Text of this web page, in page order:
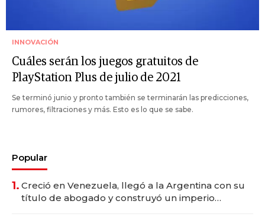
INNOVACIÓN
Cuáles serán los juegos gratuitos de
PlayStation Plus de julio de 2021
Se terminó junio y pronto también se terminarán las predicciones,
rumores, filtraciones y más. Esto es lo que se sabe.
Popular
1. Creció en Venezuela, llegó a la Argentina con su
título de abogado y construyó un imperio